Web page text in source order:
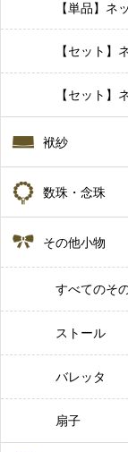
【単品】ネ
【セット】
【セット】
袱紗
数珠・念珠
その他小物
すべてのそ
ストール
バレッタ
扇子